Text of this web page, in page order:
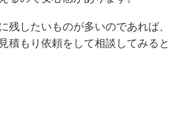
残したいものが多いのであれば、
積もり依頼をして相談してみると